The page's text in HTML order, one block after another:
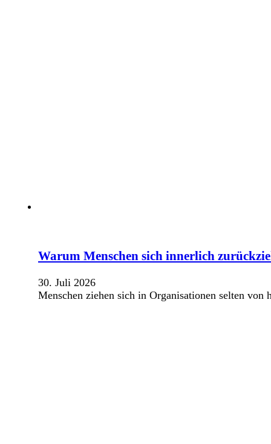
Warum Menschen sich innerlich
30. Juli 2026
Menschen ziehen sich in Organisationen selten